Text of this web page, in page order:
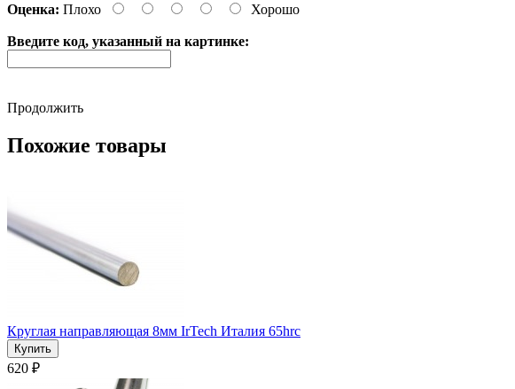
Оценка: Плохо Хорошо
Введите код, указанный на картинке:
Продолжить
Похожие товары
Круглая направляющая 8мм IrTech Италия 65hrc
620 ₽